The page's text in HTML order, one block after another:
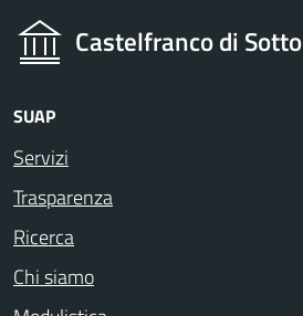
Castelfranco di Sotto
SUAP
Servizi
Trasparenza
Ricerca
Chi siamo